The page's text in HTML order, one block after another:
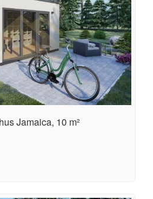
Jamaica, 10 m²